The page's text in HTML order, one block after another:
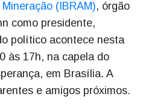
(IBRAM), órgão
como presidente,
político acontece nesta
às 17h, na capela do
em Brasília. A
e amigos próximos.